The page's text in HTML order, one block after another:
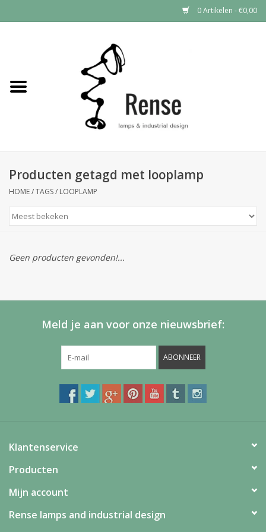
0 Artikelen - €0,00
Industrial lamps
Producten getagd met looplamp
HOME/TAGS/ LOOPLAMP
Geen producten gevonden!...
Meld je aan voor onze nieuwsbrief:
ABONNEER
Klantenservice
Producten
Mijn account
Rense lamps and industrial design